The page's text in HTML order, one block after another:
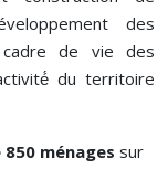
des
cadre de vie des
du territoire
ménages sur